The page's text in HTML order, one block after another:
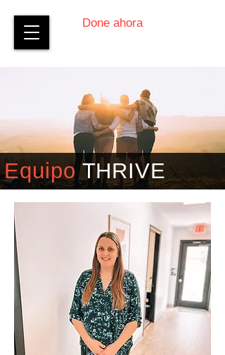
Done ahora
Equipo THRIVE